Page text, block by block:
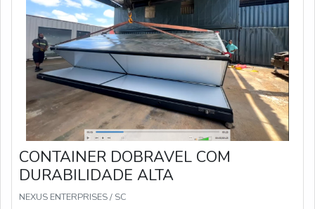
CONTAINER DOBRAVEL COM
DURABILIDADE ALTA
NEXUS ENTERPRISES / SC